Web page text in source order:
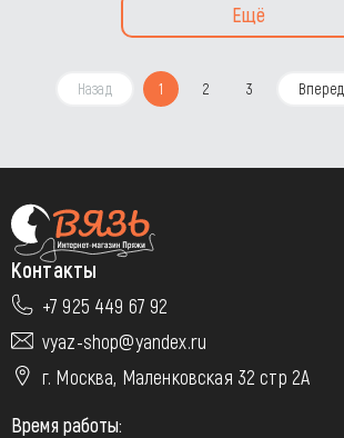
Ещё
Назад 1 2 3 Вперед
Контакты
+7 925 449 67 92
vyaz-shop@yandex.ru
г. Москва, Маленковская 32 стр 2А
Время работы: